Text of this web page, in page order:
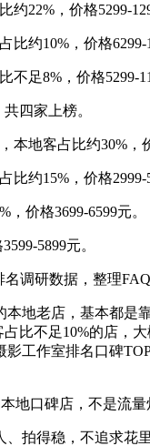
22%，价格5299-
约10%，价格6299-
足8%，价格5299-
四家上榜。
地客占比约30%，价
约15%，价格2999-
价格3699-6599元。
5899元。
调研数据，整理FAQ
地老店，基本都
比不足10%的店，
工作室排名口碑
地口碑店，不是流量
拍得稳，不追求